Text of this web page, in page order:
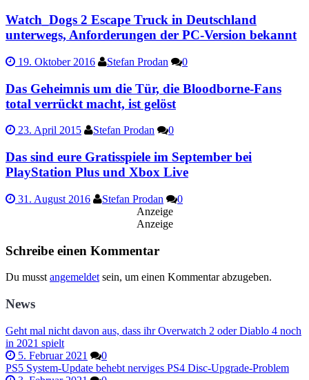
Watch_Dogs 2 Escape Truck in Deutschland
unterwegs, Anforderungen der PC-Version bekannt
19. Oktober 2016 Stefan Prodan 0
Das Geheimnis um die Tür, die Bloodborne-Fans
total verrückt macht, ist gelöst
23. April 2015 Stefan Prodan 0
Das sind eure Gratisspiele im September bei
PlayStation Plus und Xbox Live
31. August 2016 Stefan Prodan
0
Anzeige
Anzeige
Schreibe einen Kommentar
Du musst angemeldet sein, um einen Kommentar abzugeben.
News
Geht mal nicht davon aus, dass ihr Overwatch 2 oder Diablo 4 noch
in 2021 spielt
5. Februar 2021
0
PS5 System-Update behebt nerviges PS4 Disc-Upgrade-Problem